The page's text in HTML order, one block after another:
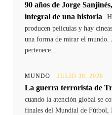
90 años de Jorge
integral de una historia
producen películas y hay
una forma de mirar el mundo.
pertenece...
MUNDO JULIO 30, 2026
La guerra terrorista de
cuando la atención global se
finales del Mundial de Fútbol,